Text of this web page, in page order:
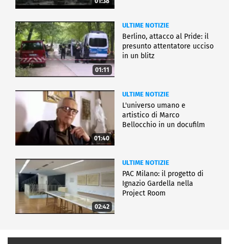
01:11
ULTIME NOTIZIE
Berlino, attacco al Pride: il
presunto attentatore ucciso
in un blitz
01:40
ULTIME NOTIZIE
L'universo umano e
artistico di Marco
Bellocchio in un docufilm
02:42
ULTIME NOTIZIE
PAC Milano: il progetto di
Ignazio Gardella nella
Project Room